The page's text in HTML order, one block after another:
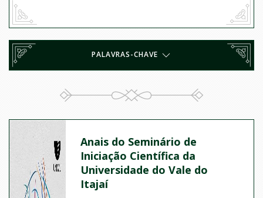
PALAVRAS-CHAVE
Anais do Seminário de
Iniciação Científica da
Universidade do Vale do
Itajaí